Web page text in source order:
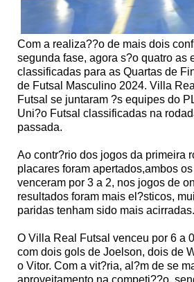
Com a realiza??o de mais dois
segunda fase, agora s?o quatro as
classificadas para as Quartas de
de Futsal Masculino 2024. Villa
Futsal se juntaram ?s equipes do
Uni?o Futsal classificadas na
passada.
Ao contr?rio dos jogos da primeira
placares foram apertados,ambos
venceram por 3 a 2, nos jogos de
resultados foram mais el?sticos,
paridas tenham sido mais acirradas.
O Villa Real Futsal venceu por 6 a
com dois gols de Joelson, dois de
o Vitor. Com a vit?ria, al?m de se
aproveitamento na competi??o,